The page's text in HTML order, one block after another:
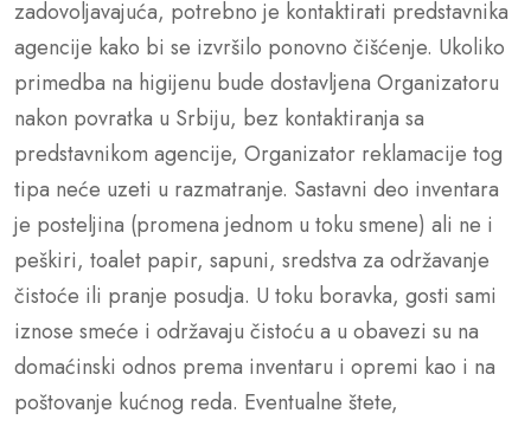
zadovoljavajuća, potrebno je kontaktirati predstavnika
agencije kako bi se izvršilo ponovno čišćenje. Ukoliko
primedba na higijenu bude dostavljena Organizatoru
nakon povratka u Srbiju, bez kontaktiranja sa
predstavnikom agencije, Organizator reklamacije tog
tipa neće uzeti u razmatranje. Sastavni deo inventara
je posteljina (promena jednom u toku smene) ali ne i
peškiri, toalet papir, sapuni, sredstva za održavanje
čistoće ili pranje posudja. U toku boravka, gosti sami
iznose smeće i održavaju čistoću a u obavezi su na
domaćinski odnos prema inventaru i opremi kao i na
poštovanje kućnog reda. Eventualne štete,